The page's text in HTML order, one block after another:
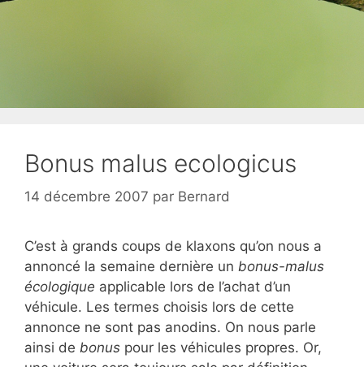
Bonus malus ecologicus
14 décembre 2007 par Bernard
C’est à grands coups de klaxons qu’on nous a
annoncé la semaine dernière un bonus-malus
écologique applicable lors de l’achat d’un
véhicule. Les termes choisis lors de cette
annonce ne sont pas anodins. On nous parle
ainsi de bonus pour les véhicules propres. Or,